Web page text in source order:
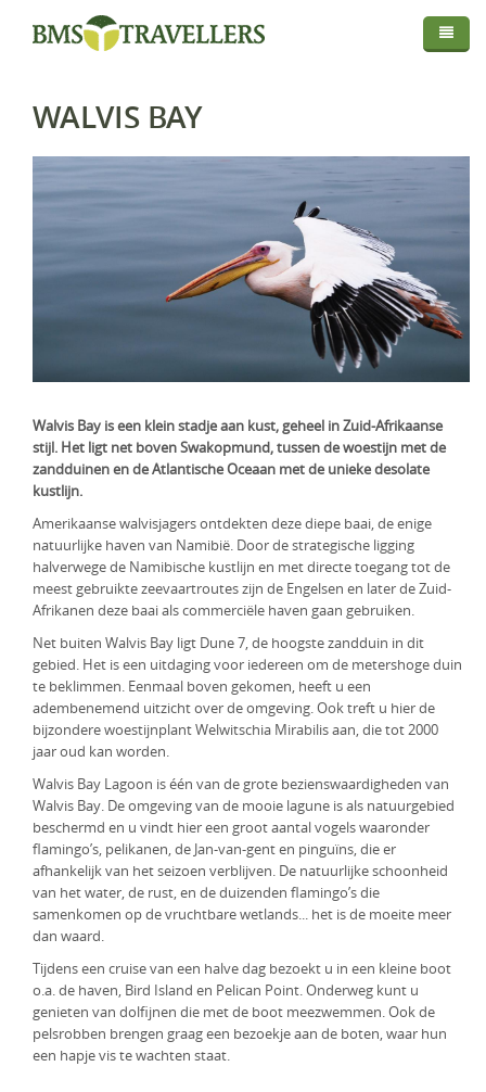
Thema
Fly In Safari
Privé Rondreis
Self-Drive
Wellness Reizen
Familiereis
Afrika
Botswana
Rwanda
Tanzania
Zambia
Zimbabwe
Zuid-Afrika
Centraal Azië
Seychellen
Verenigde Arabische Emiraten
Routes
Droomreis
Info
Over BMS-Travellers
Reizen Met De Experts
Verzekeringen
Visa & Travel Authorisation
WALVIS BAY
Walvis Bay is een klein stadje aan kust, geheel in Zuid-Afrikaanse
stijl. Het ligt net boven Swakopmund, tussen de woestijn met de
zandduinen en de Atlantische Oceaan met de unieke desolate
kustlijn.
Amerikaanse walvisjagers ontdekten deze diepe baai, de enige
natuurlijke haven van Namibië. Door de strategische ligging
halverwege de Namibische kustlijn en met directe toegang tot de
meest gebruikte zeevaartroutes zijn de Engelsen en later de Zuid-
Afrikanen deze baai als commerciële haven gaan gebruiken.
Net buiten Walvis Bay ligt Dune 7, de hoogste zandduin in dit
gebied. Het is een uitdaging voor iedereen om de metershoge duin
te beklimmen. Eenmaal boven gekomen, heeft u een
adembenemend uitzicht over de omgeving. Ook treft u hier de
bijzondere woestijnplant Welwitschia Mirabilis aan, die tot 2000
jaar oud kan worden.
Walvis Bay Lagoon is één van de grote bezienswaardigheden van
Walvis Bay. De omgeving van de mooie lagune is als natuurgebied
beschermd en u vindt hier een groot aantal vogels waaronder
flamingo’s, pelikanen, de Jan-van-gent en pinguïns, die er
afhankelijk van het seizoen verblijven. De natuurlijke schoonheid
van het water, de rust, en de duizenden flamingo’s die
samenkomen op de vruchtbare wetlands... het is de moeite meer
dan waard.
Tijdens een cruise van een halve dag bezoekt u in een kleine boot
o.a. de haven, Bird Island en Pelican Point. Onderweg kunt u
genieten van dolfijnen die met de boot meezwemmen. Ook de
pelsrobben brengen graag een bezoekje aan de boten, waar hun
een hapje vis te wachten staat.